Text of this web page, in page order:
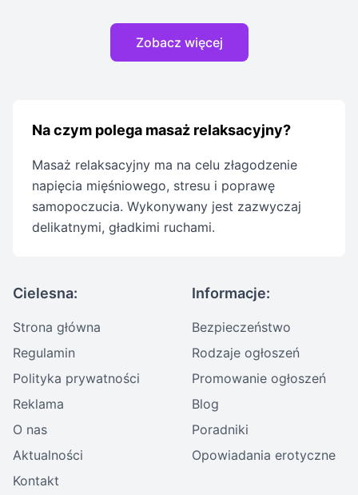
Zobacz więcej
Na czym polega masaż relaksacyjny?
Masaż relaksacyjny ma na celu złagodzenie
napięcia mięśniowego, stresu i poprawę
samopoczucia. Wykonywany jest zazwyczaj
delikatnymi, gładkimi ruchami.
Cielesna:
Strona główna
Regulamin
Polityka prywatności
Reklama
O nas
Aktualności
Kontakt
Informacje:
Bezpieczeństwo
Rodzaje ogłoszeń
Promowanie ogłoszeń
Blog
Poradniki
Opowiadania erotyczne